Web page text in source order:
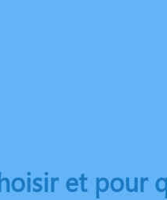
et pour